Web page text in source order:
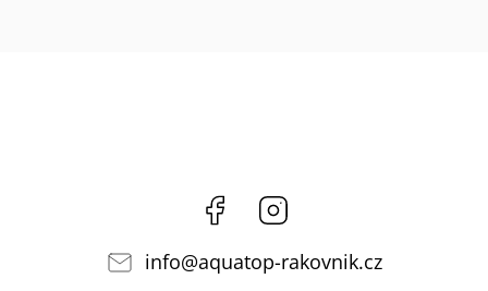
Facebook
info@aquatop-rakovnik.cz